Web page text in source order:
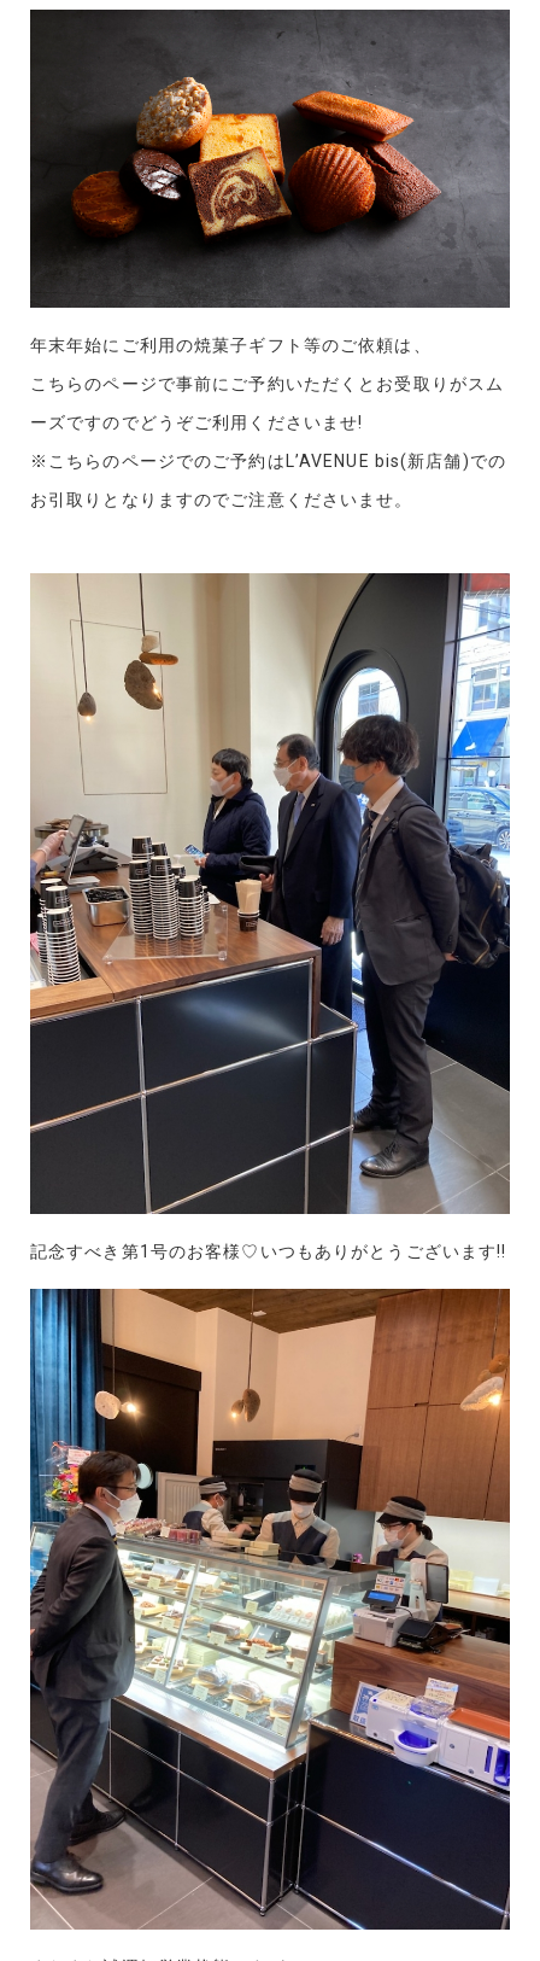
年末年始にご利用の焼菓子ギフト等のご依頼は、
こちらのページで事前にご予約いただくとお受取りがスム
ーズですのでどうぞご利用くださいませ!
※こちらのページでのご予約はL’AVENUE bis(新店舗)での
お引取りとなりますのでご注意くださいませ。
記念すべき第1号のお客様♡いつもありがとうございます!!